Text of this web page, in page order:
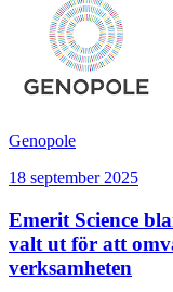
Genopole
18 september 2025
Emerit Science
valt ut för att
verksamheten